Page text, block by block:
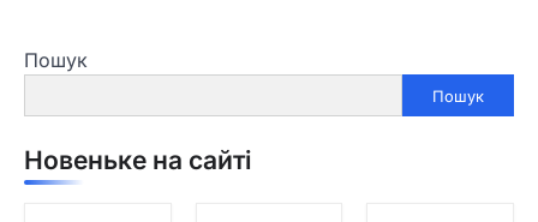
Пошук
Пошук
Новеньке на сайті